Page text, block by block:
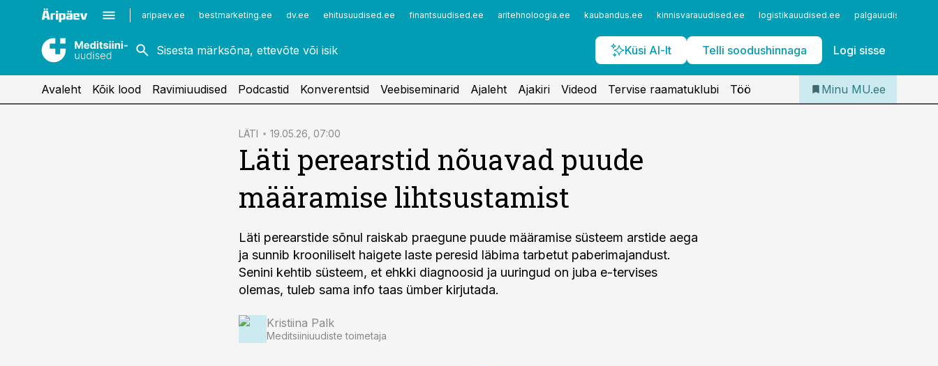
aripaev.ee bestmarketing.ee dv.ee ehitusuudised.ee finantsuudised.ee aritehnoloogia.ee kaubandus.ee kinnisvarauudised.ee logistikauudised.ee palgauudised.ee
Küsi AI-lt Telli soodushinnaga Logi sisse
Kirurgia
Naistehaigused
Vaktsineerimine
Iseteenindus
Telli Meditsiiniuudised
Avaleht Kõik lood Ravimiuudised Podcastid Konverentsid Veebiseminarid Ajaleht Ajakiri Videod Tervise raamatuklubi Töö Minu MU.ee
LÄTI 19.05.26, 07:00
Läti perearstid nõuavad puude
määramise lihtsustamist
Läti perearstide sõnul raiskab praegune puude määramise süsteem arstide aega
ja sunnib krooniliselt haigete laste peresid läbima tarbetut paberimajandust.
Senini kehtib süsteem, et ehkki diagnoosid ja uuringud on juba e-tervises
olemas, tuleb sama info taas ümber kirjutada.
Kristiina Palk
Meditsiiniuudiste toimetaja